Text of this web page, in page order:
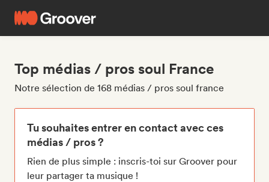
Top médias / pros soul France
Notre sélection de 168 médias / pros soul france
Tu souhaites entrer en contact avec ces
médias / pros ?
Rien de plus simple : inscris-toi sur Groover pour
leur partager ta musique !